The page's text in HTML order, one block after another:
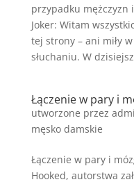
przypadku
Joker: Witam
tej strony – ani miły
słuchaniu. W
Łączenie w pary i
utworzone przez
męsko damskie
Łączenie w pary i
Hooked, autorstwa